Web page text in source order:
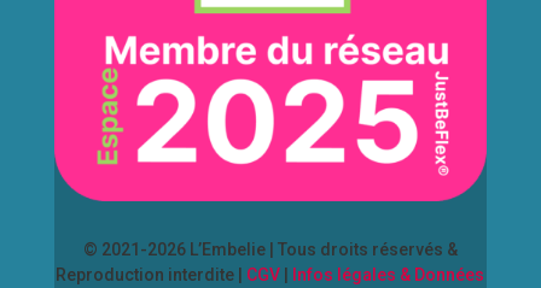
© 2021-2026 L’Embelie | Tous droits réservés &
Reproduction interdite | CGV Infos légales & Données